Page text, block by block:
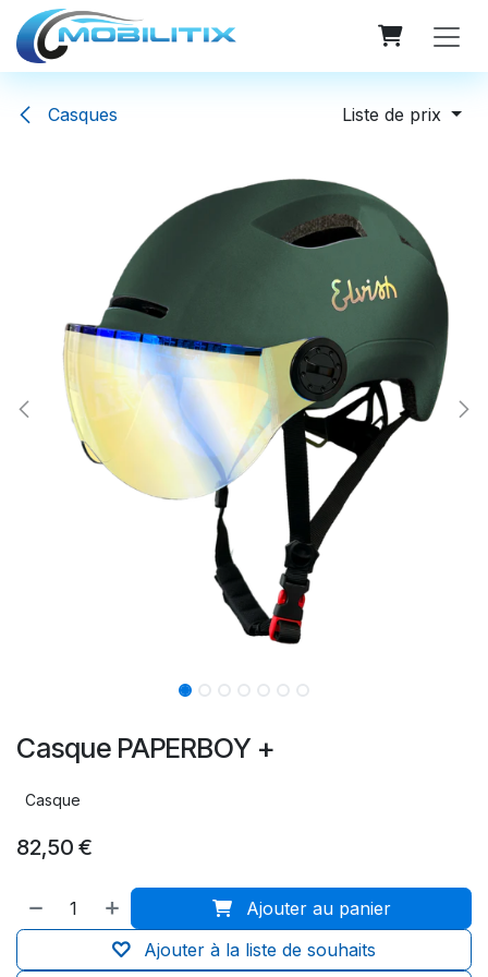
Se rendre au contenu
Casques Liste de prix
Casque PAPERBOY +
Casque
82,50 €
Ajouter au panier
Ajouter à la liste de souhaits